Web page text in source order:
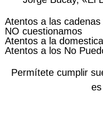
Atentos a las
NO cuestionamos
Atentos a la
Atentos a los No
Permítete cumplir